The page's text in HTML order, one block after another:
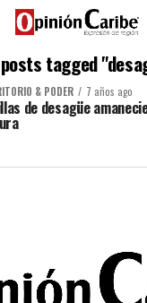
tagged
& PODER 7 años ago
de desagüe